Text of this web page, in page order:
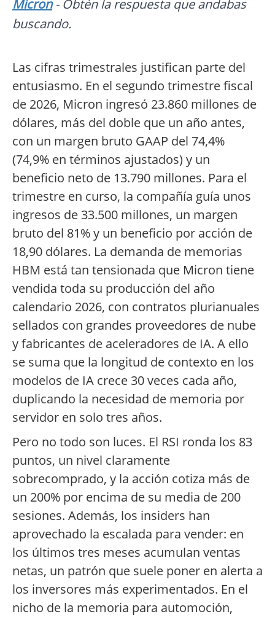
Micron- Obtén la respuesta que andabas
buscando.
Las cifras trimestrales justifican parte del
entusiasmo. En el segundo trimestre fiscal
de 2026, Micron ingresó 23.860 millones de
dólares, más del doble que un año antes,
con un margen bruto GAAP del 74,4%
(74,9% en términos ajustados) y un
beneficio neto de 13.790 millones. Para el
trimestre en curso, la compañía guía unos
ingresos de 33.500 millones, un margen
bruto del 81% y un beneficio por acción de
18,90 dólares. La demanda de memorias
HBM está tan tensionada que Micron tiene
vendida toda su producción del año
calendario 2026, con contratos plurianuales
sellados con grandes proveedores de nube
y fabricantes de aceleradores de IA. A ello
se suma que la longitud de contexto en los
modelos de IA crece 30 veces cada año,
duplicando la necesidad de memoria por
servidor en solo tres años.
Pero no todo son luces. El RSI ronda los 83
puntos, un nivel claramente
sobrecomprado, y la acción cotiza más de
un 200% por encima de su media de 200
sesiones. Además, los insiders han
aprovechado la escalada para vender: en
los últimos tres meses acumulan ventas
netas, un patrón que suele poner en alerta a
los inversores más experimentados. En el
nicho de la memoria para automoción,